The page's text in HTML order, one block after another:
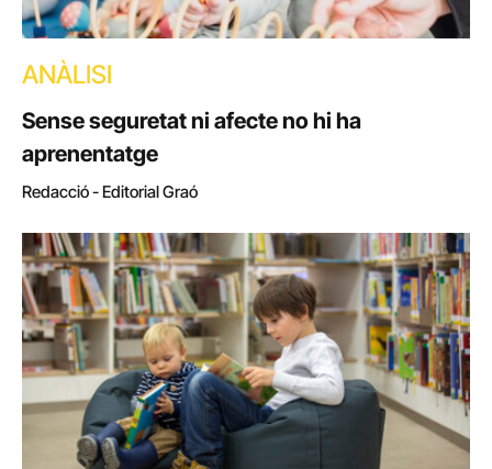
ANÀLISI
Sense seguretat ni afecte no hi ha
aprenentatge
Redacció - Editorial Graó